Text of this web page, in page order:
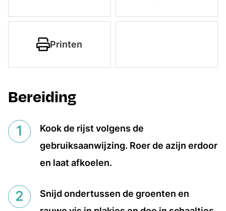
Printen
Bereiding
Kook de rijst volgens de
gebruiksaanwijzing. Roer de azijn erdoor
en laat afkoelen.
Snijd ondertussen de groenten en